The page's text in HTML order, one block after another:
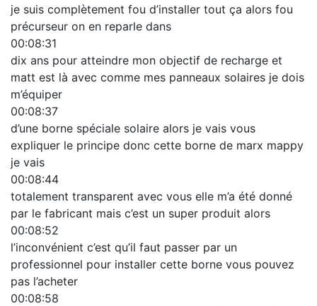
je suis complètement fou d’installer tout ça alors fou
précurseur on en reparle dans
00:08:31
dix ans pour atteindre mon objectif de recharge et
matt est là avec comme mes panneaux solaires je dois
m’équiper
00:08:37
d’une borne spéciale solaire alors je vais vous
expliquer le principe donc cette borne de marx mappy
je vais
00:08:44
totalement transparent avec vous elle m’a été donné
par le fabricant mais c’est un super produit alors
00:08:52
l’inconvénient c’est qu’il faut passer par un
professionnel pour installer cette borne vous pouvez
pas l’acheter
00:08:58